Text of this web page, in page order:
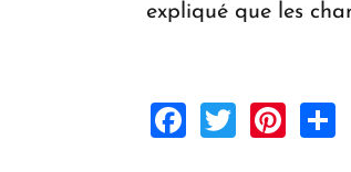
expliqué que les
Facebook
Twitter